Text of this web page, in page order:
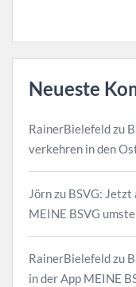
Neueste
RainerBielefeldzu
verkehren in den
Jörnzu BSVG: Jetzt
MEINE BSVG
RainerBielefeldzu
in der App MEINE